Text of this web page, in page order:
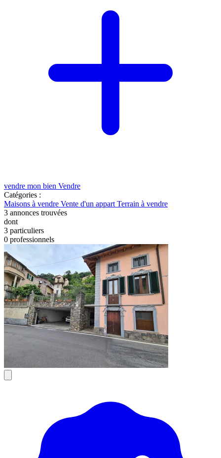
vendre mon bien Vendre
Catégories :
Maisons à vendre Vente d'un appart Terrain à vendre
3 annonces trouvées
dont
3 particuliers
0 professionnels